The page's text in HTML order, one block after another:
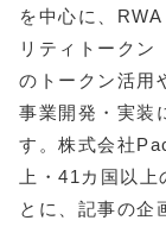
を中心に、
リティトークン
のトークン活用
事業開発・実装
す。株式会社
上・41カ国以
とに、記事の企